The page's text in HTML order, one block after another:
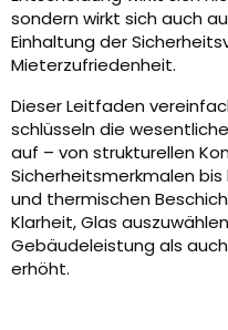
sondern wirkt sich auch
Einhaltung der
Mieterzufriedenheit.
Dieser Leitfaden
schlüsseln die
auf – von strukturellen
Sicherheitsmerkmalen
und thermischen
Klarheit, Glas
Gebäudeleistung als
erhöht.